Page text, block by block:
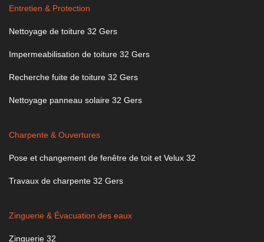
Entretien & Protection
Nettoyage de toiture 32 Gers
Impermeabilisation de toiture 32 Gers
Recherche fuite de toiture 32 Gers
Nettoyage panneau solaire 32 Gers
Charpente & Ouvertures
Pose et changement de fenêtre de toit et Velux 32
Travaux de charpente 32 Gers
Zinguerie & Évacuation des eaux
Zinguerie 32